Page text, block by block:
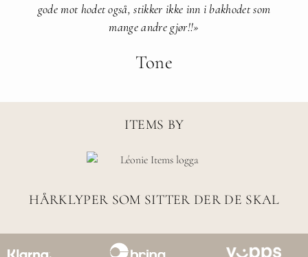
gode mot hodet også, stikker ikke inn i bakhodet som
mange andre gjør!!»
Tone
ITEMS BY
HÅRKLYPER SOM SITTER DER DE SKAL